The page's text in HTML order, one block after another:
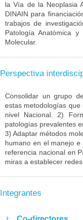
la Vía de la Neoplasia
DINAIN para
trabajos de
Patología Anatómica
Molecular.
Perspectiva
Consolidar un grupo
estas metodologías
nivel Nacional. 2)
patologías prevalentes
3) Adaptar métodos
humano en el manejo
referencia nacional en
miras a establecer
Integrantes